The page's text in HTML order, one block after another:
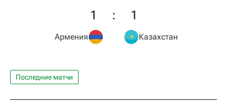
Армения
1 : 1
Казахстан
Последние матчи